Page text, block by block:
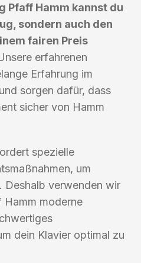
Pfaff Hamm kannst du
sondern auch den
fairen Preis
erfahrenen
Erfahrung im
sorgen dafür, dass
sicher von Hamm
spezielle
um
Deshalb verwenden wir
moderne
dein Klavier optimal zu